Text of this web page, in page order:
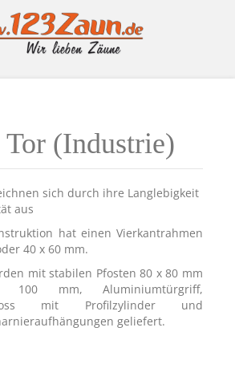
(Industrie)
sich durch ihre Langlebigkeit
aus
hat einen Vierkantrahmen
40 x 60 mm.
mit stabilen Pfosten 80 x 80 mm
mm, Aluminiumtürgriff,
mit Profilzylinder und
geliefert.